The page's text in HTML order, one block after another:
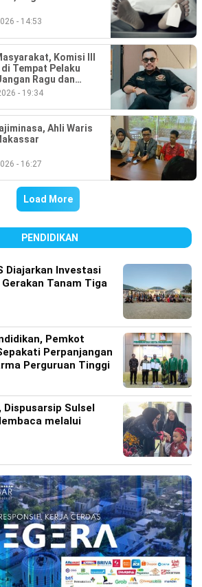
- 14:53
Komisi III
Tempat Pelaku
Ragu dan
- 19:34
Ahli Waris
- 16:27
Load More
PENDIDIKAN
Diajarkan Investasi
Tanam Tiga
Pemkot
Perpanjangan
Perguruan Tinggi
Sulsel
melalui